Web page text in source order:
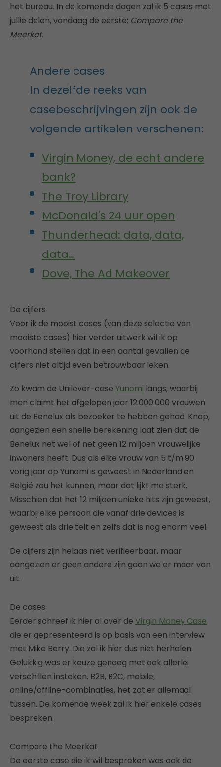
het bureau. In de komende dagen zal ik 5 cases met
jullie delen, vandaag de eerste: Compare the
Meerkat.
Andere cases
In dezelfde reeks van
casebeschrijvingen zijn ook de
volgende artikelen verschenen:
Virgin Money, de echt andere
bank?
The Troy Library
McDonald's 24 uur open
Thunderhead: data, data,
data…
Dove, The Ad Makeover
De cijfers
Voor ik de mooist cases (van deze selectie van
mooiste cases) hier verder uitwerk wil ik op
voorhand stellen dat in een aantal gevallen de
cijfers niet altijd even betrouwbaar leken.
Zo kwam de Unilever-case Yunomi langs, waarbij
men claimt het afgelopen jaar 12.000.000 vrouwen
uit de Benelux als bezoeker te hebben gehad. Knap,
aangezien een snelle berekening laat zien dat de
Benelux net wel of net geen 12 miljoen vrouwelijke
inwoners heeft. Dus als elke vrouw van 5 t/m 90
vorig jaar op Yunomi is geweest in Nederland en
België zou het kunnen, maar dat lijkt me sterk.
Misschien dat het 12 miljoen unieke hits zijn geweest,
waarbij elke persoon die vanaf drie devices is
geweest als drie telt en zelfs dat is nog enorm veel.
De cijfers zijn helaas niet verifieerbaar, maar
aangezien er geen andere zijn gaan we er maar van
uit.
De cases
Eerder schreef ik hier al over de Virgin Money Case
die er gepresenteerd is op basis van een interview
met Mike Berry. Die zal ik hier dus niet herhalen.
Gelukkig was er keuze genoeg met ook allerlei
verschillen insteken. B2B, B2C, mobile,
online/offline-combinaties, het zat er allemaal
tussen. De komende week zal ik hier enkele cases
bespreken.
Compare the Meerkat
De eerste case die ik wil bespreken was ook de